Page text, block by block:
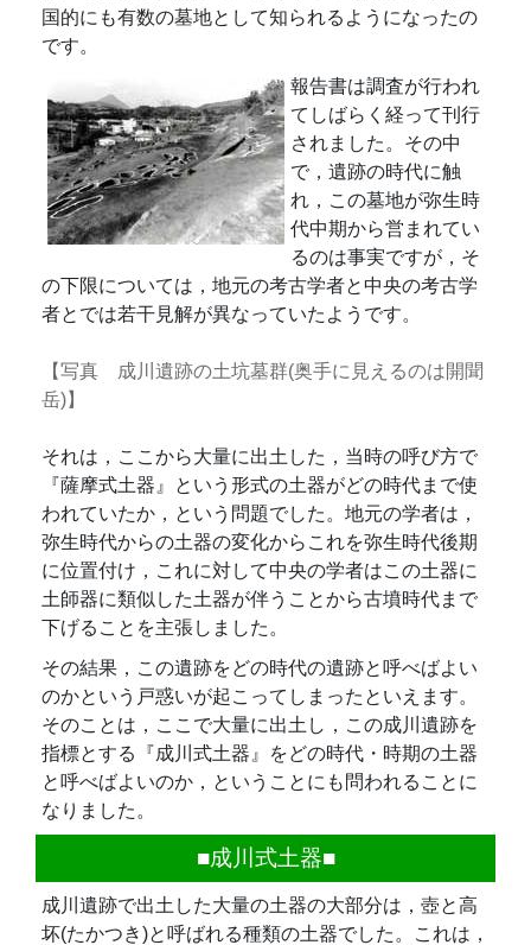
国的にも有数の墓地として知られるようになったの
です。
報告書は調査が行われ
てしばらく経って刊行
されました。その中
で，遺跡の時代に触
れ，この墓地が弥生時
代中期から営まれてい
るのは事実ですが，そ
の下限については，地元の考古学者と中央の考古学
者とでは若干見解が異なっていたようです。
【写真 成川遺跡の土坑墓群(奥手に見えるのは開聞
岳)】
それは，ここから大量に出土した，当時の呼び方で
『薩摩式土器』という形式の土器がどの時代まで使
われていたか，という問題でした。地元の学者は，
弥生時代からの土器の変化からこれを弥生時代後期
に位置付け，これに対して中央の学者はこの土器に
土師器に類似した土器が伴うことから古墳時代まで
下げることを主張しました。
その結果，この遺跡をどの時代の遺跡と呼べばよい
のかという戸惑いが起こってしまったといえます。
そのことは，ここで大量に出土し，この成川遺跡を
指標とする『成川式土器』をどの時代・時期の土器
と呼べばよいのか，ということにも問われることに
なりました。
■成川式土器■
成川遺跡で出土した大量の土器の大部分は，壺と高
坏(たかつき)と呼ばれる種類の土器でした。これは，